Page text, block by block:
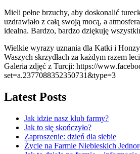
Mieli pełne brzuchy, aby doskonalić
uzdrawiało z całą swoją mocą, a
idealna. Bardzo, bardzo dziękuję
Wielkie wyrazy uznania dla Katki i Honzy
Waszych skrzydłach za każdym razem
Galeria zdjęć z Turcji: https://
set=a.2377088352350731&type=3
Latest Posts
Jak idzie nasz klub farmy?
Jak to się skończyło?
Zaproszenie: dzień dla siebie
Życie na Farmie Niebieskich